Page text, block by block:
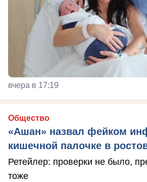
вчера в 17:19
Общество
«Ашан» назвал фейком
кишечной палочке в
Ретейлер: проверки не было,
тоже